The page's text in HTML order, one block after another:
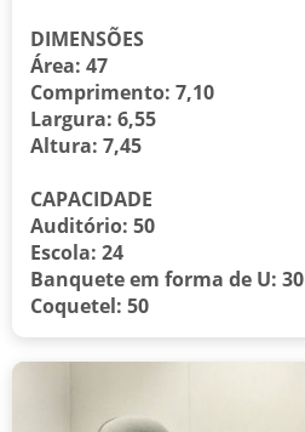
DIMENSÕES
Área: 47
Comprimento: 7,10
Largura: 6,55
Altura: 7,45
CAPACIDADE
Auditório: 50
Escola: 24
Banquete em forma de U: 30
Coquetel: 50